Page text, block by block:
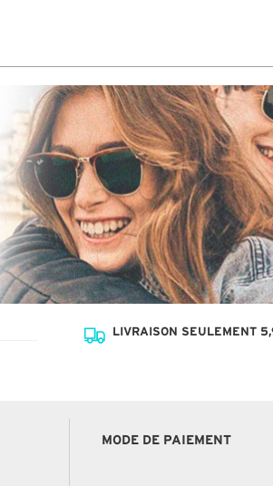
LIVRAISON SEULEMENT
MODE DE PAIEMENT